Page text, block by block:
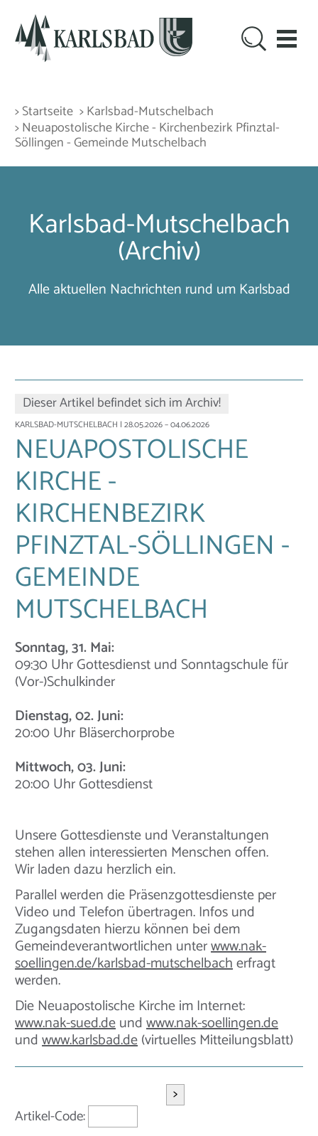
> Startseite > Karlsbad-Mutschelbach
> Neuapostolische Kirche - Kirchenbezirk Pfinztal-
Söllingen - Gemeinde Mutschelbach
Karlsbad-Mutschelbach
(Archiv)
Alle aktuellen Nachrichten rund um Karlsbad
Dieser Artikel befindet sich im Archiv!
KARLSBAD-MUTSCHELBACH | 28.05.2026 – 04.06.2026
NEUAPOSTOLISCHE
KIRCHE -
KIRCHENBEZIRK
PFINZTAL-SÖLLINGEN -
GEMEINDE
MUTSCHELBACH
Sonntag, 31. Mai:
09:30 Uhr Gottesdienst und Sonntagschule für
(Vor-)Schulkinder
Dienstag, 02. Juni:
20:00 Uhr Bläserchorprobe
Mittwoch, 03. Juni:
20:00 Uhr Gottesdienst
Unsere Gottesdienste und Veranstaltungen
stehen allen interessierten Menschen offen.
Wir laden dazu herzlich ein.
Parallel werden die Präsenzgottesdienste per
Video und Telefon übertragen. Infos und
Zugangsdaten hierzu können bei dem
Gemeindeverantwortlichen unterwww.nak-
soellingen.de/karlsbad-mutschelbacherfragt
werden.
Die Neuapostolische Kirche im Internet:
www.nak-sued.deundwww.nak-soellingen.de
undwww.karlsbad.de(virtuelles Mitteilungsblatt)
Artikel-Code:
>